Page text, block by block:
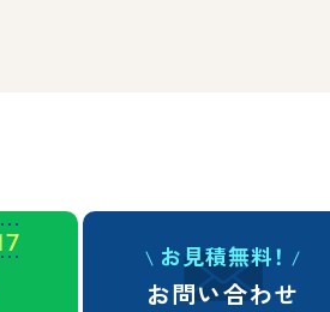
お見積無料！
お問い合わせ